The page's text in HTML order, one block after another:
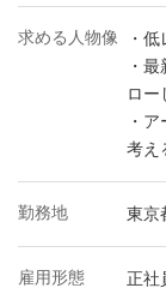
求める人物像
・
・
ロー
・
考え
勤務地 東京
雇用形態
正社